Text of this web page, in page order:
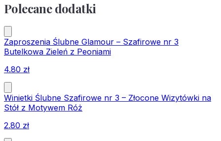
Polecane dodatki
Zaproszenia Ślubne Glamour – Szafirowe nr 3
Butelkowa Zieleń z Peoniami
4.80 zł
Winietki Ślubne Szafirowe nr 3 – Złocone Wizytówki na
Stół z Motywem Róż
2.80 zł